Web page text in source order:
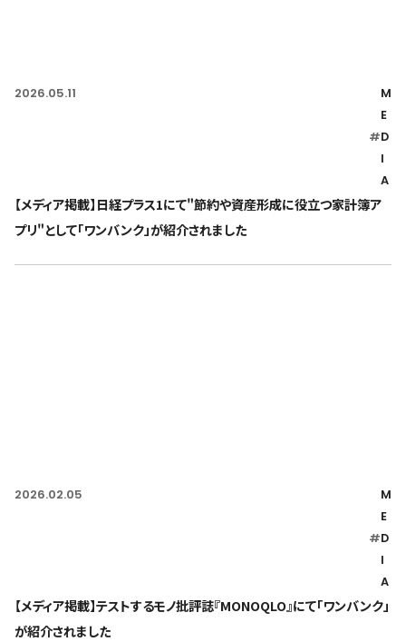
2026.05.11
#
M
E
D
I
A
【メディア掲載】日経プラス1にて"節約や資産形成に役立つ家計簿ア
プリ"として「ワンバンク」が紹介されました
2026.02.05
#
M
E
D
I
A
【メディア掲載】テストするモノ批評誌『MONOQLO』にて「ワンバンク」
が紹介されました